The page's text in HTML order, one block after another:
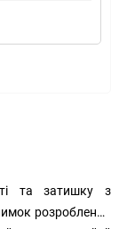
та затишку з
розроблений